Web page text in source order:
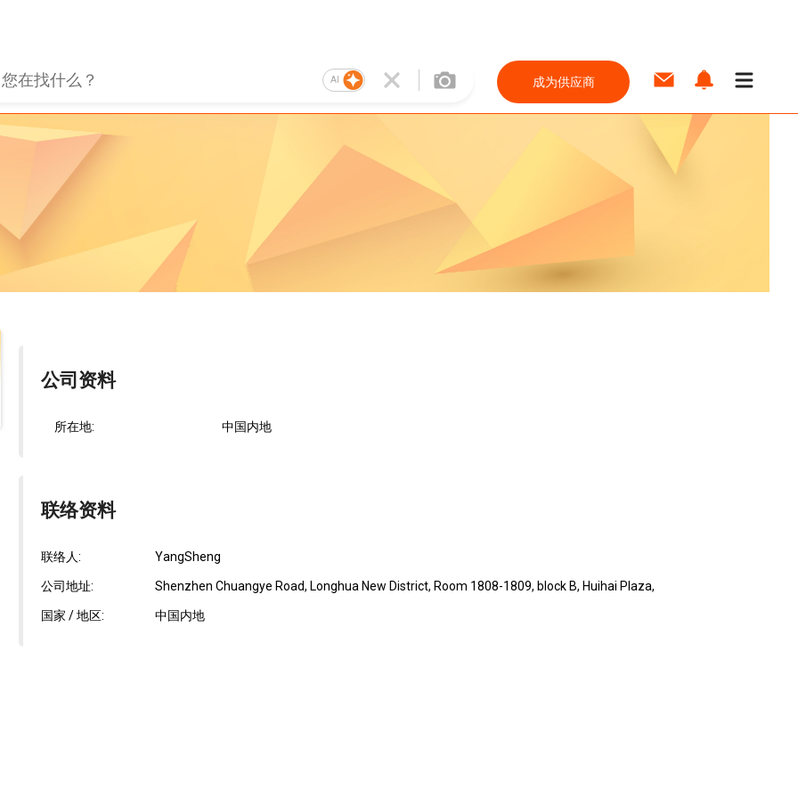
AI 成为供应商
公司资料
所在地: 中国内地
联络资料
联络人: YangSheng
公司地址: Shenzhen Chuangye Road, Longhua New District, Room 1808-1809, block B, Huihai Plaza,
国家 / 地区: 中国内地